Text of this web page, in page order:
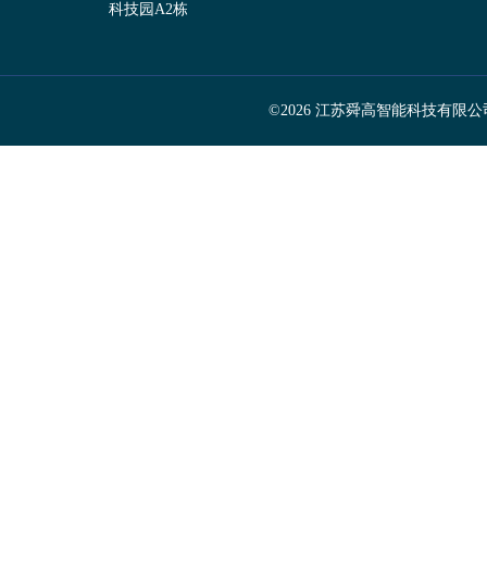
科技园A2栋
©2026 江苏舜高智能科技有限